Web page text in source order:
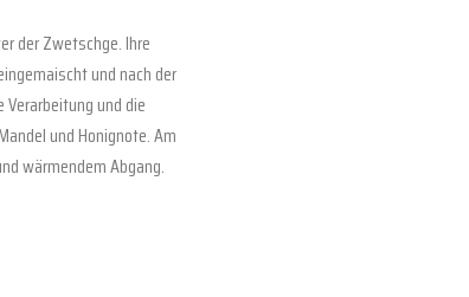
der Zwetschge. Ihre
und nach der
und die
und Honignote. Am
wärmendem Abgang.